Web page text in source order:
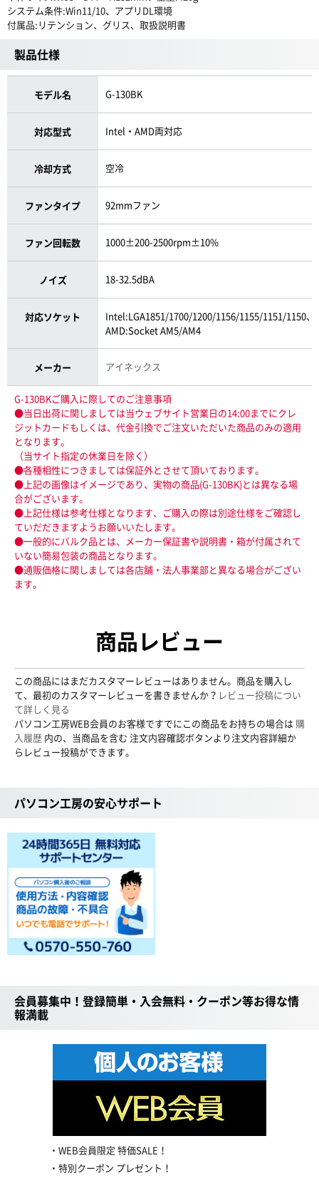
システム条件:Win11/10、アプリDL環境
付属品:リテンション、グリス、取扱説明書
製品仕様
モデル名 G-130BK
対応型式 Intel・AMD両対応
冷却方式 空冷
ファンタイプ 92mmファン
ファン回転数 1000±200-2500rpm±10%
ノイズ 18-32.5dBA
対応ソケット
Intel:LGA1851/1700/1200/1156/1155/1151/1150、
AMD:Socket AM5/AM4
メーカー アイネックス
G-130BKご購入に際してのご注意事項
●当日出荷に関しましては当ウェブサイト営業日の14:00までにクレ
ジットカードもしくは、代金引換でご注文いただいた商品のみの適用
となります。
（当サイト指定の休業日を除く）
●各種相性につきましては保証外とさせて頂いております。
●上記の画像はイメージであり、実物の商品(G-130BK)とは異なる場
合がございます。
●上記仕様は参考仕様となります、ご購入の際は別途仕様をご確認し
ていだだきますようお願いいたします。
●一般的にバルク品とは、メーカー保証書や説明書・箱が付属されて
いない簡易包装の商品となります。
●通販価格に関しましては各店舗・法人事業部と異なる場合がござい
ます。
商品レビュー
この商品にはまだカスタマーレビューはありません。商品を購入し
て、最初のカスタマーレビューを書きませんか？ レビュー投稿につい
て詳しく見る
パソコン工房WEB会員のお客様ですでにこの商品をお持ちの場合は 購
入履歴 内の、当商品を含む 注文内容確認ボタンより注文内容詳細か
らレビュー投稿ができます。
パソコン工房の安心サポート
会員募集中！登録簡単・入会無料・クーポン等お得な情
報満載
WEB会員限定 特価SALE！
特別クーポン プレゼント！